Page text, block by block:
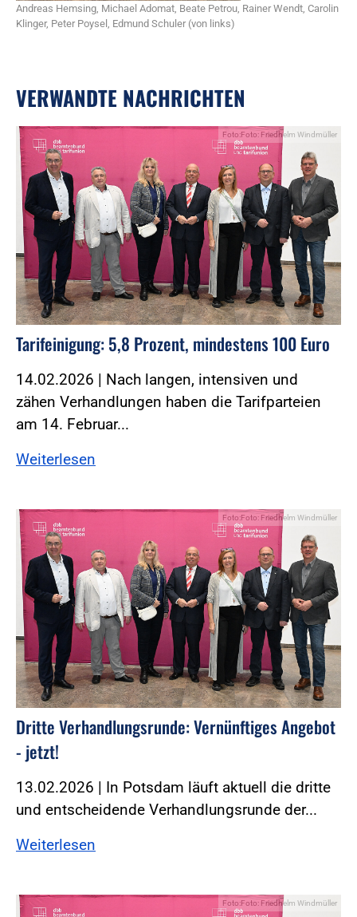
Andreas Hemsing, Michael Adomat, Beate Petrou, Rainer Wendt, Carolin
Klinger, Peter Poysel, Edmund Schuler (von links)
VERWANDTE NACHRICHTEN
Foto:Foto: Friedhelm Windmüller
Tarifeinigung: 5,8 Prozent, mindestens 100 Euro
14.02.2026 | Nach langen, intensiven und
zähen Verhandlungen haben die Tarifparteien
am 14. Februar...
Weiterlesen
Foto:Foto: Friedhelm Windmüller
Dritte Verhandlungsrunde: Vernünftiges Angebot
- jetzt!
13.02.2026 | In Potsdam läuft aktuell die dritte
und entscheidende Verhandlungsrunde der...
Weiterlesen
Foto:Foto: Friedhelm Windmüller